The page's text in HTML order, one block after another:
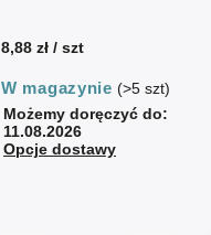
8,88 zł/ szt
W magazynie (>5 szt)
Możemy doręczyć do:
11.08.2026
Opcje dostawy